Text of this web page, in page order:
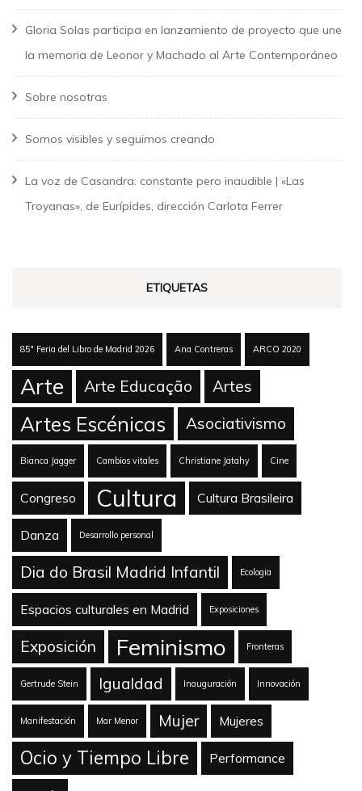
Gloria Solas participa en lanzamiento de proyecto que une
la memoria de Leonor y Machado al Arte Contemporáneo
Sobre nosotras
Somos visibles y seguimos creando
La voz de Casandra: constante pero inaudible | «Las
Troyanas», de Eurípides, dirección Carlota Ferrer
ETIQUETAS
85ª Feria del Libro de Madrid 2026 Ana Contreras ARCO 2020
Arte Arte Educação Artes
Artes Escénicas Asociativismo
Bianca Jagger Cambios vitales Christiane Jatahy Cine
Congreso Cultura Cultura Brasileira
Danza Desarrollo personal
Dia do Brasil Madrid Infantil Ecologia
Espacios culturales en Madrid Exposiciones
Exposición Feminismo Fronteras
Gertrude Stein Igualdad Inauguración Innovación
Manifestación Mar Menor Mujer Mujeres
Ocio y Tiempo Libre Performance